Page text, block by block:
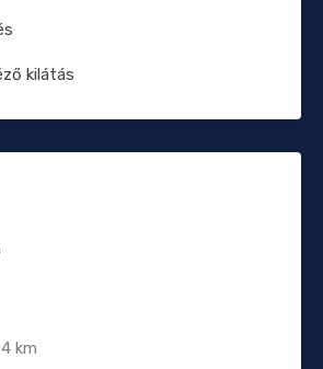
kilátás
km